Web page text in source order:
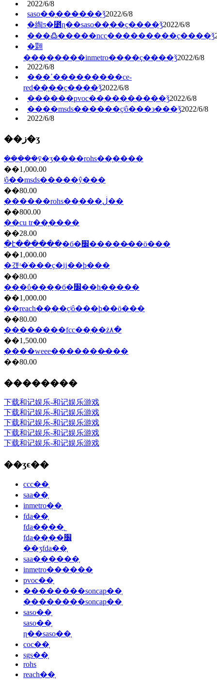
2022/6/8
saso��֤���̶���ǯ2022/6/8
�綯ƽ�⳵ɳ��saso��֤��ҫ����ǯ2022/6/8
���߷�����ncc̨�������֤��ҫ����ǯ
�翾
��������inmetro��֤��ҫ����ǯ2022/6/8
2022/6/8
���ߴ���������ce-
red��֤��ҫ����ǯ2022/6/8
������pvoc��֤��������ǯ2022/6/8
����msds������ҫʲô���϶���ǯ2022/6/8
2022/6/8
��ز�ʒ
���ܼ��ȳ�ʒ����rohs��֤����
��1,000.00
ʲô��msds�����ŷ���
��80.00
������rohs��֤���ڶ��
��800.00
��cu tr��֤����
��28.00
�է������ִ�б�׼�����̷��ö���
��1,000.00
�걨ʳ�ֺ���ҫ�ĳ��ϸ���
��80.00
���ΰ���ִ�б�׼��һ�����
��1,000.00
��reach��֤��ҫʲô���ϸ��ö���
��80.00
��������fcc��֤��ż۸�
��1,500.00
����weee�������̷���
��80.00
��������
下载和记娱乐-和记娱乐游戏
下载和记娱乐-和记娱乐游戏
下载和记娱乐-和记娱乐游戏
下载和记娱乐-和记娱乐游戏
下载和记娱乐-和记娱乐游戏
��ʒϵ��
ccc��֤
saa��֤
inmetro��֤
fda��֤
fda��֤��˾
fda��֤��׼
��ʒfda��֤
saa������֤
inmetro��֤����
pvoc��֤
��������soncap��֤
��������soncap��֤
saso��֤
saso��֤
ɳ��saso��֤
coc��֤
sgs��֤
rohs
reach��֤